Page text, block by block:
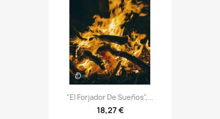
"El Forjador De Sueños",...
18,27 €